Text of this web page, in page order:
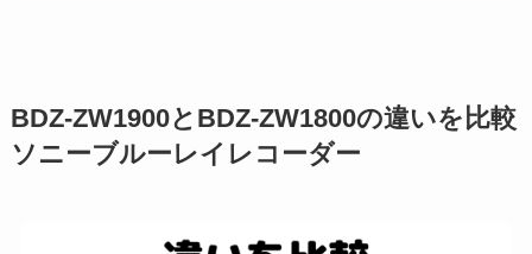
BDZ-ZW1900とBDZ-ZW1800の違いを比較
ソニーブルーレイレコーダー